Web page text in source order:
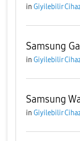
in Giyilebilir
Samsung
in Giyilebilir
Samsung
in Giyilebilir